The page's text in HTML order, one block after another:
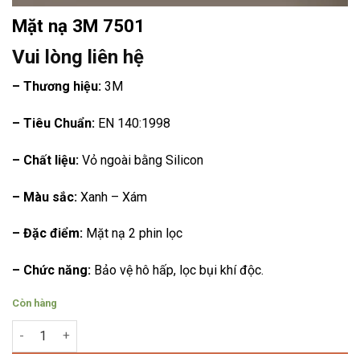
Mặt nạ 3M 7501
Vui lòng liên hệ
– Thương hiệu: 3M
– Tiêu Chuẩn: EN 140:1998
– Chất liệu: Vỏ ngoài bằng Silicon
– Màu sắc: Xanh – Xám
– Đặc điểm: Mặt nạ 2 phin lọc
– Chức năng: Bảo vệ hô hấp, lọc bụi khí độc.
Còn hàng
Mặt nạ 3M 7501 số lượng